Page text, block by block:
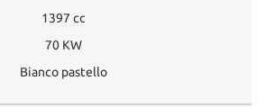
1397 cc
70 KW
Bianco pastello